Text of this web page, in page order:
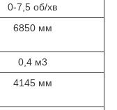
0-7,5 об/хв
6850 мм
0,4 м3
4145 мм